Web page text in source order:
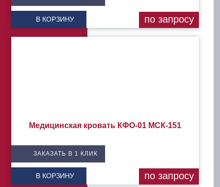
В КОРЗИНУ по запросу
Медицинская кровать КФО-01 МСК-151
ЗАКАЗАТЬ В 1 КЛИК
В КОРЗИНУ по запросу